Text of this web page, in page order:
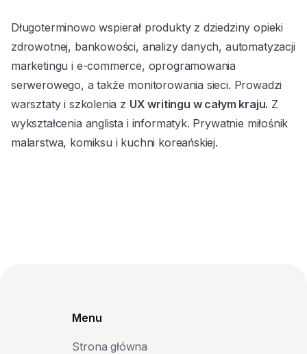
Długoterminowo wspierał produkty z dziedziny opieki
zdrowotnej, bankowości, analizy danych, automatyzacji
marketingu i e-commerce, oprogramowania
serwerowego, a także monitorowania sieci. Prowadzi
warsztaty i szkolenia z UX writingu w całym kraju. Z
wykształcenia anglista i informatyk. Prywatnie miłośnik
malarstwa, komiksu i kuchni koreańskiej.
Menu
Strona główna